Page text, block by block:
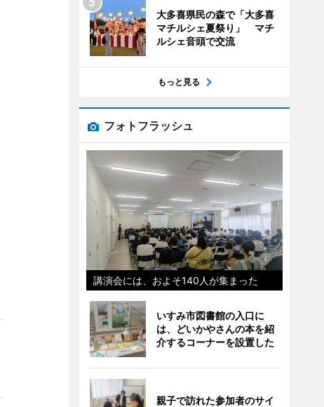
大多喜県民の森で「大多喜
マチルシェ夏祭り」 マチ
ルシェ音頭で交流
もっと見る
フォトフラッシュ
講演会には、およそ140人が集まった
いすみ市図書館の入口に
は、どいかやさんの本を紹
介するコーナーを設置した
親子で訪れた参加者のサイ